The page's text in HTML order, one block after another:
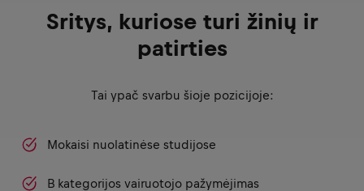
Sritys, kuriose turi žinių ir
patirties
Tai ypač svarbu šioje pozicijoje:
Mokaisi nuolatinėse studijose
B kategorijos vairuotojo pažymėjimas